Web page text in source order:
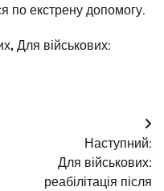
по екстрену допомогу.
, Для військових:
Наступний:
Для військових:
реабілітація після